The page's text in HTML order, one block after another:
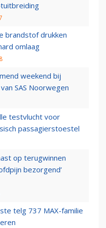
brandstof drukken
omlaag
weekend bij
SAS Noorwegen
testvlucht voor
passagierstoestel
op terugwinnen
bezorgend’
telg 737 MAX-familie